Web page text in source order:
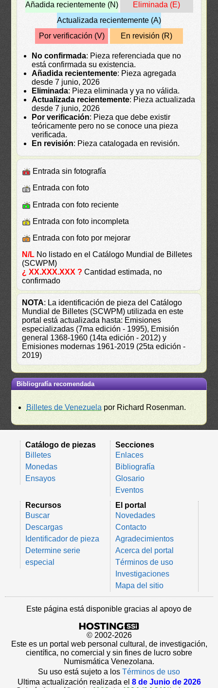
Añadida recientemente (N)
Eliminada (E)
Actualizada recientemente (A)
Por verificación (V)
En revisión (R)
No confirmada: Pieza referenciada que no
está confirmada su existencia.
Añadida recientemente: Pieza agregada
desde 7 junio, 2026
Eliminada: Pieza eliminada y ya no válida.
Actualizada recientemente: Pieza actualizada
desde 7 junio, 2026
Por verificación: Pieza que debe existir
teóricamente pero no se conoce una pieza
verificada.
En revisión: Pieza catalogada en revisión.
Entrada sin fotografía
Entrada con foto
Entrada con foto reciente
Entrada con foto incompleta
Entrada con foto por mejorar
N/L No listado en el Catálogo Mundial de Billetes
(SCWPM)
¿ XX.XXX.XXX ? Cantidad estimada, no
confirmado
NOTA: La identificación de pieza del Catálogo
Mundial de Billetes (SCWPM) utilizada en este
portal está actualizada hasta: Emisiones
especializadas (7ma edición - 1995), Emisión
general 1368-1960 (14ta edición - 2012) y
Emisiones modernas 1961-2019 (25ta edición -
2019)
Bibliografía recomendada
Billetes de Venezuela por Richard Rosenman.
Catálogo de piezas
Billetes
Monedas
Ensayos
Secciones
Enlaces
Bibliografía
Glosario
Eventos
Recursos
Buscar
Descargas
Identificador de pieza
Determine serie
especial
El portal
Novedades
Contacto
Agradecimientos
Acerca del portal
Términos de uso
Investigaciones
Mapa del sitio
Este página está disponible gracias al apoyo de
© 2002-2026
Este es un portal web personal cultural, de investigación,
científica, no comercial y sin fines de lucro sobre
Numismática Venezolana.
Su uso está sujeto a los Términos de uso
Ultima actualización realizada el 8 de Junio de 2026